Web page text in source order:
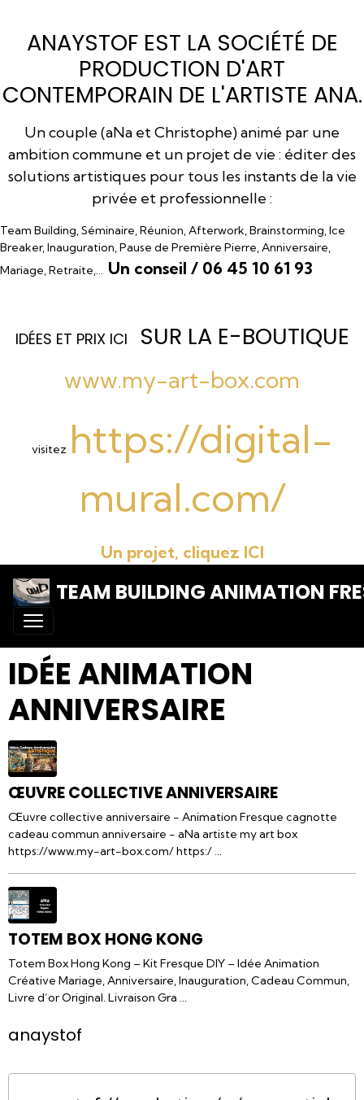
ANAYSTOF EST LA SOCIÉTÉ DE
PRODUCTION D'ART
CONTEMPORAIN DE L'ARTISTE ANA.
Un couple (aNa et Christophe) animé par une
ambition commune et un projet de vie : éditer des
solutions artistiques pour tous les instants de la vie
privée et professionnelle :
Team Building, Séminaire, Réunion, Afterwork, Brainstorming, Ice
Breaker, Inauguration, Pause de Première Pierre, Anniversaire,
Mariage, Retraite,… Un conseil / 06 45 10 61 93
IDÉES ET PRIX ICI SUR LA E-BOUTIQUE
www.my-art-box.com
visitez https://digital-
mural.com/
Un projet, cliquez ICI
TEAM BUILDING ANIMATION
IDÉE ANIMATION
ANNIVERSAIRE
ŒUVRE COLLECTIVE ANNIVERSAIRE
Œuvre collective anniversaire - Animation Fresque cagnotte
cadeau commun anniversaire - aNa artiste my art box
https://www.my-art-box.com/ https:/ ...
TOTEM BOX HONG KONG
Totem Box Hong Kong – Kit Fresque DIY – Idée Animation
Créative Mariage, Anniversaire, Inauguration, Cadeau Commun,
Livre d’or Original. Livraison Gra ...
anaystof